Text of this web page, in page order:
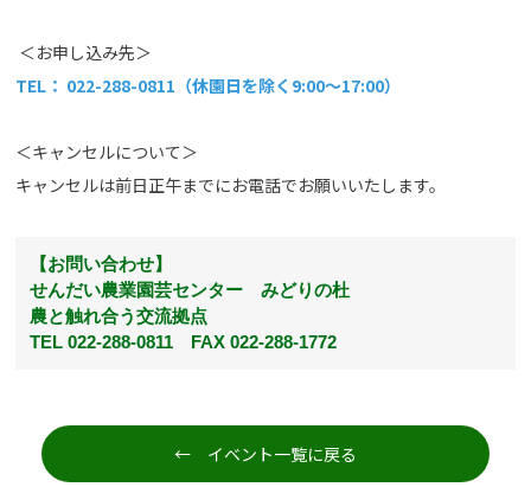
＜お申し込み先＞
TEL： 022-288-0811（休園日を除く9:00～17:00）
＜キャンセルについて＞
キャンセルは前日正午までにお電話でお願いいたします。
【お問い合わせ】
せんだい農業園芸センター みどりの杜
農と触れ合う交流拠点
TEL 022-288-0811 FAX 022-288-1772
← イベント一覧に戻る